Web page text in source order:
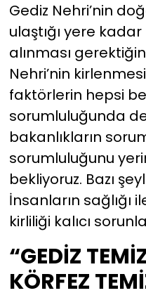
Gediz Nehri’nin
ulaştığı yere
alınması
Nehri’nin
faktörlerin hepsi
sorumluluğunda
bakanlıkların
sorumluluğunu
bekliyoruz. Bazı
İnsanların sağlığı
kirliliği kalıcı
“GEDİZ
KÖRFEZ